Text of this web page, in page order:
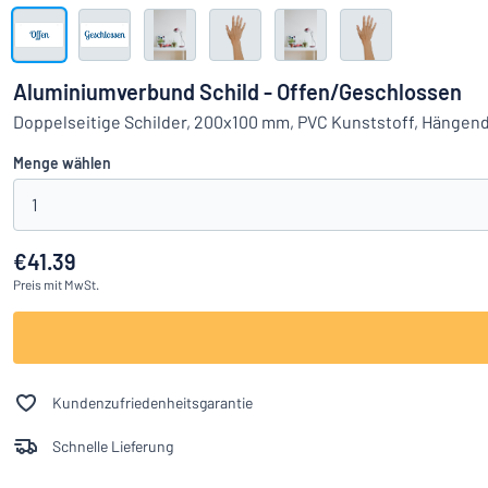
Das
Alle Kategorien anzeigen
Einloggen
Kundenservice
Privat
Aluminiumverbund Schild - Offen/Geschlossen
Doppelseitige Schilder, 200x100 mm, PVC Kunststoff, Hängend
Menge wählen
1
€41.39
Preis mit MwSt.
Kundenzufriedenheitsgarantie
Schnelle Lieferung